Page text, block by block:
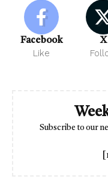
Facebook
Like
X
Subscribe to our